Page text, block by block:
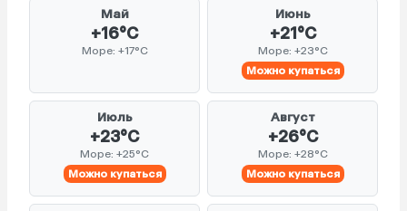
Май
+16°C
Море: +17°C
Июнь
+21°C
Море: +23°C
Можно купаться
Июль
+23°C
Море: +25°C
Можно купаться
Август
+26°C
Море: +28°C
Можно купаться